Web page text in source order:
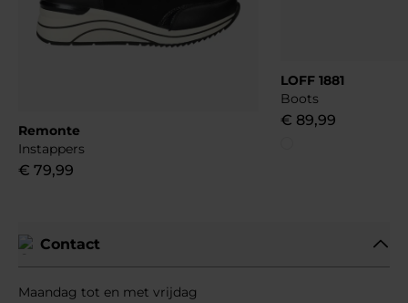
Remonte
Instappers
€ 79,99
LOFF 1881
Boots
€ 89,99
Contact
Maandag tot en met vrijdag